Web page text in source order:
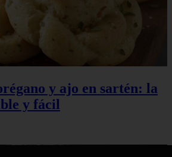
y ajo en sartén: la
y fácil